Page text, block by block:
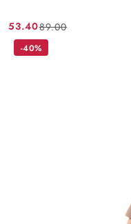
Cena
promocyjna:
53.40
Cena
przed
89.00
-40%